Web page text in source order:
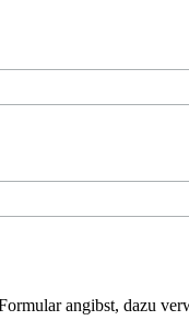
angibst, dazu